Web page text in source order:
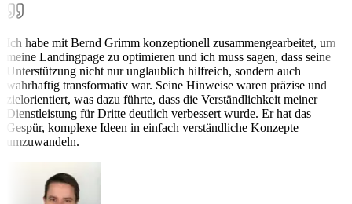
Ich habe mit Bernd Grimm konzeptionell zusammengearbeitet, um
meine Landingpage zu optimieren und ich muss sagen, dass seine
Unterstützung nicht nur unglaublich hilfreich, sondern auch
wahrhaftig transformativ war. Seine Hinweise waren präzise und
zielorientiert, was dazu führte, dass die Verständlichkeit meiner
Dienstleistung für Dritte deutlich verbessert wurde. Er hat das
Gespür, komplexe Ideen in einfach verständliche Konzepte
umzuwandeln.